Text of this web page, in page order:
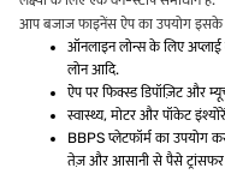
आप बजाज फाइनेंस ऐप का उपयोग
ऑनलाइन लोन्स के लिए अप्लाई
लोन आदि.
ऐप पर फिक्स्ड डिपॉज़िट और
स्वास्थ्य, मोटर और पॉकेट
BBPS प्लेटफॉर्म का उपयोग
तेज़ और आसानी से पैसे